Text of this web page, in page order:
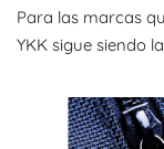
Para las marcas
YKK sigue siendo